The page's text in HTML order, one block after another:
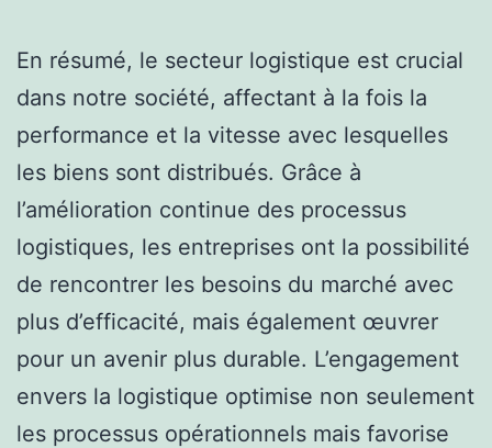
En résumé, le secteur logistique est crucial
dans notre société, affectant à la fois la
performance et la vitesse avec lesquelles
les biens sont distribués. Grâce à
l’amélioration continue des processus
logistiques, les entreprises ont la possibilité
de rencontrer les besoins du marché avec
plus d’efficacité, mais également œuvrer
pour un avenir plus durable. L’engagement
envers la logistique optimise non seulement
les processus opérationnels mais favorise